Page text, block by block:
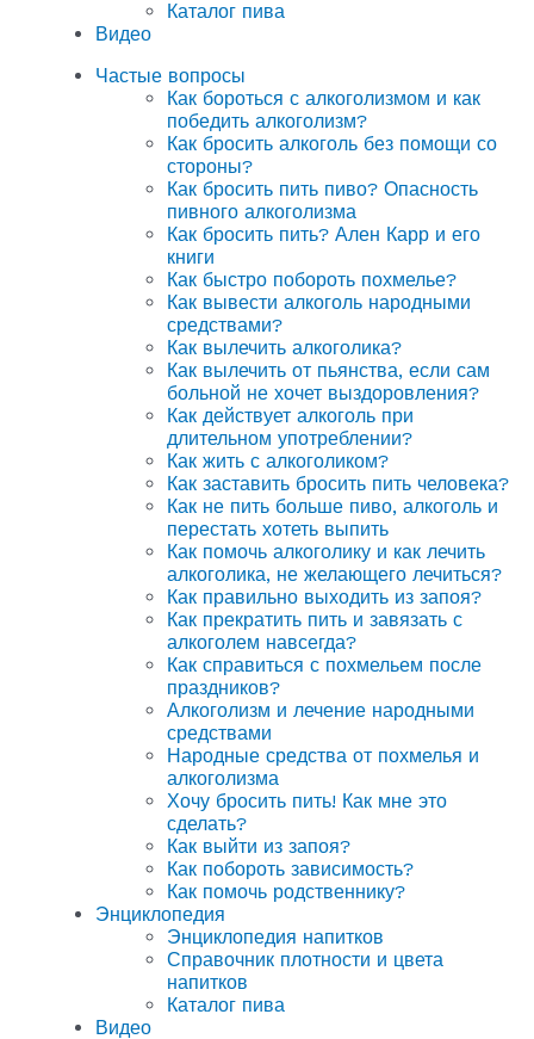
Каталог пива
Видео
Частые вопросы
Как бороться с алкоголизмом и как
победить алкоголизм?
Как бросить алкоголь без помощи со
стороны?
Как бросить пить пиво? Опасность
пивного алкоголизма
Как бросить пить? Ален Карр и его
книги
Как быстро побороть похмелье?
Как вывести алкоголь народными
средствами?
Как вылечить алкоголика?
Как вылечить от пьянства, если сам
больной не хочет выздоровления?
Как действует алкоголь при
длительном употреблении?
Как жить с алкоголиком?
Как заставить бросить пить человека?
Как не пить больше пиво, алкоголь и
перестать хотеть выпить
Как помочь алкоголику и как лечить
алкоголика, не желающего лечиться?
Как правильно выходить из запоя?
Как прекратить пить и завязать с
алкоголем навсегда?
Как справиться с похмельем после
праздников?
Алкоголизм и лечение народными
средствами
Народные средства от похмелья и
алкоголизма
Хочу бросить пить! Как мне это
сделать?
Как выйти из запоя?
Как побороть зависимость?
Как помочь родственнику?
Энциклопедия
Энциклопедия напитков
Справочник плотности и цвета
напитков
Каталог пива
Видео